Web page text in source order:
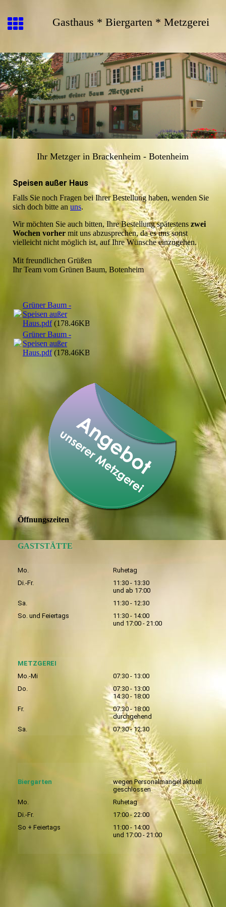
Gasthaus * Biergarten * Metzgerei
Ihr Metzger in Brackenheim - Botenheim
Speisen außer Haus
Falls Sie noch Fragen bei Ihrer Bestellung haben, wenden Sie
sich doch bitte an uns.
Wir möchten Sie auch bitten, Ihre Bestellung spätestens zwei
Wochen vorher mit uns abzusprechen, da es uns sonst
vielleicht nicht möglich ist, auf Ihre Wünsche einzugehen.
Mit freundlichen Grüßen
Ihr Team vom Grünen Baum, Botenheim
Grüner Baum -
Speisen außer
Haus.pdf(178.46KB)
Grüner Baum -
Speisen außer
Haus.pdf(178.46KB)
Öffnungszeiten
GASTSTÄTTE
Mo.
Ruhetag
Di.-Fr.
11:30 - 13:30
und ab 17:00
Sa.
11:30 - 12:30
So. und Feiertags
11:30 - 14:00
und 17:00 - 21:00
METZGEREI
Mo.-Mi
07:30 - 13:00
Do.
07:30 - 13:00
14:30 - 18:00
Fr.
07:30 - 18:00
durchgehend
Sa.
07:30 - 12:30
Biergarten
wegen Personalmangel aktuell
geschlossen
Mo.
Ruhetag
Di.-Fr.
17:00 - 22:00
So + Feiertags
11:00 - 14:00
und 17:00 - 21:00